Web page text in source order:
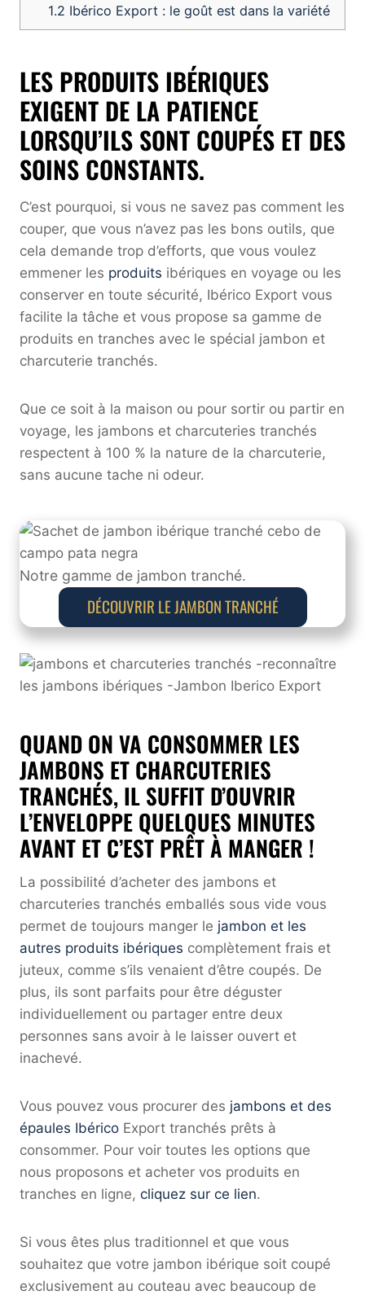
1.2 Ibérico Export : le goût est dans la variété
LES PRODUITS IBÉRIQUES
EXIGENT DE LA PATIENCE
LORSQU’ILS SONT COUPÉS ET DES
SOINS CONSTANTS.
C’est pourquoi, si vous ne savez pas comment les
couper, que vous n’avez pas les bons outils, que
cela demande trop d’efforts, que vous voulez
emmener les produits ibériques en voyage ou les
conserver en toute sécurité, Ibérico Export vous
facilite la tâche et vous propose sa gamme de
produits en tranches avec le spécial jambon et
charcuterie tranchés.
Que ce soit à la maison ou pour sortir ou partir en
voyage, les jambons et charcuteries tranchés
respectent à 100 % la nature de la charcuterie,
sans aucune tache ni odeur.
Notre gamme de jambon tranché.
DÉCOUVRIR LE JAMBON TRANCHÉ
QUAND ON VA CONSOMMER LES
JAMBONS ET CHARCUTERIES
TRANCHÉS, IL SUFFIT D’OUVRIR
L’ENVELOPPE QUELQUES MINUTES
AVANT ET C’EST PRÊT À MANGER !
La possibilité d’acheter des jambons et
charcuteries tranchés emballés sous vide vous
permet de toujours manger le jambon et les
autres produits ibériques complètement frais et
juteux, comme s’ils venaient d’être coupés. De
plus, ils sont parfaits pour être déguster
individuellement ou partager entre deux
personnes sans avoir à le laisser ouvert et
inachevé.
Vous pouvez vous procurer des jambons et des
épaules Ibérico Export tranchés prêts à
consommer. Pour voir toutes les options que
nous proposons et acheter vos produits en
tranches en ligne, cliquez sur ce lien.
Si vous êtes plus traditionnel et que vous
souhaitez que votre jambon ibérique soit coupé
exclusivement au couteau avec beaucoup de